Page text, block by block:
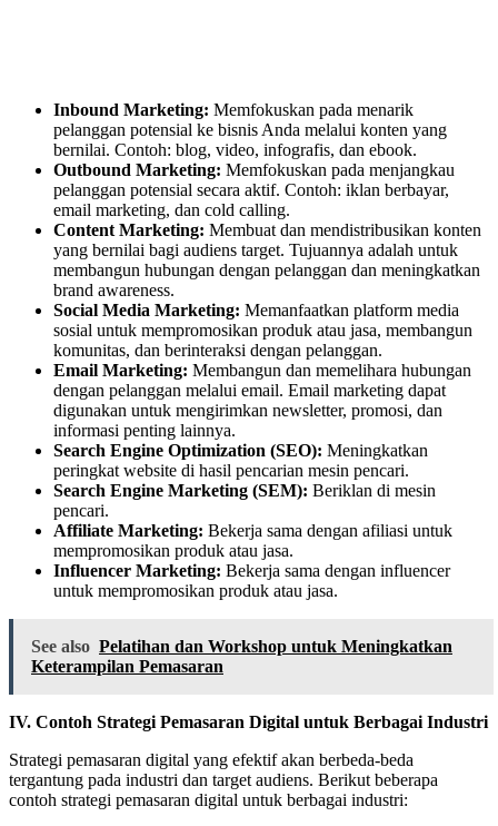
Inbound Marketing: Memfokuskan pada menarik
pelanggan potensial ke bisnis Anda melalui konten yang
bernilai. Contoh: blog, video, infografis, dan ebook.
Outbound Marketing: Memfokuskan pada menjangkau
pelanggan potensial secara aktif. Contoh: iklan berbayar,
email marketing, dan cold calling.
Content Marketing: Membuat dan mendistribusikan konten
yang bernilai bagi audiens target. Tujuannya adalah untuk
membangun hubungan dengan pelanggan dan meningkatkan
brand awareness.
Social Media Marketing: Memanfaatkan platform media
sosial untuk mempromosikan produk atau jasa, membangun
komunitas, dan berinteraksi dengan pelanggan.
Email Marketing: Membangun dan memelihara hubungan
dengan pelanggan melalui email. Email marketing dapat
digunakan untuk mengirimkan newsletter, promosi, dan
informasi penting lainnya.
Search Engine Optimization (SEO): Meningkatkan
peringkat website di hasil pencarian mesin pencari.
Search Engine Marketing (SEM): Beriklan di mesin
pencari.
Affiliate Marketing: Bekerja sama dengan afiliasi untuk
mempromosikan produk atau jasa.
Influencer Marketing: Bekerja sama dengan influencer
untuk mempromosikan produk atau jasa.
See also Pelatihan dan Workshop untuk Meningkatkan
Keterampilan Pemasaran
IV. Contoh Strategi Pemasaran Digital untuk Berbagai Industri
Strategi pemasaran digital yang efektif akan berbeda-beda
tergantung pada industri dan target audiens. Berikut beberapa
contoh strategi pemasaran digital untuk berbagai industri: